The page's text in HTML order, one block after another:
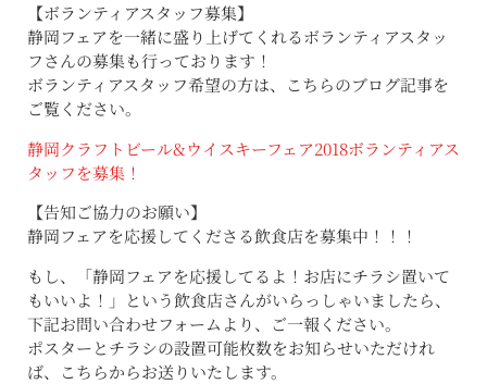
【ボランティアスタッフ募集】
静岡フェアを一緒に盛り上げてくれるボランティアスタッ
フさんの募集も行っております！
ボランティアスタッフ希望の方は、こちらのブログ記事を
ご覧ください。
静岡クラフトビール&ウイスキーフェア2018ボランティアス
タッフを募集！
【告知ご協力のお願い】
静岡フェアを応援してくださる飲食店を募集中！！！
もし、「静岡フェアを応援してるよ！お店にチラシ置いて
もいいよ！」という飲食店さんがいらっしゃいましたら、
下記お問い合わせフォームより、ご一報ください。
ポスターとチラシの設置可能枚数をお知らせいただけれ
ば、こちらからお送りいたします。